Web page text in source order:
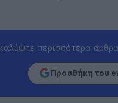
περισσότερα
Προσθήκη του